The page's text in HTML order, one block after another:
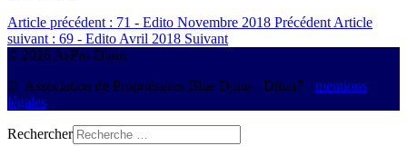
Article précédent : 71 - Edito Novembre 2018 Précédent Article
suivant : 69 - Edito Avril 2018 Suivant
© 2026 AsPro Djinn
© Association de Propriétaires Blue Djinn - Djinn7 - mentions
légales
Rechercher